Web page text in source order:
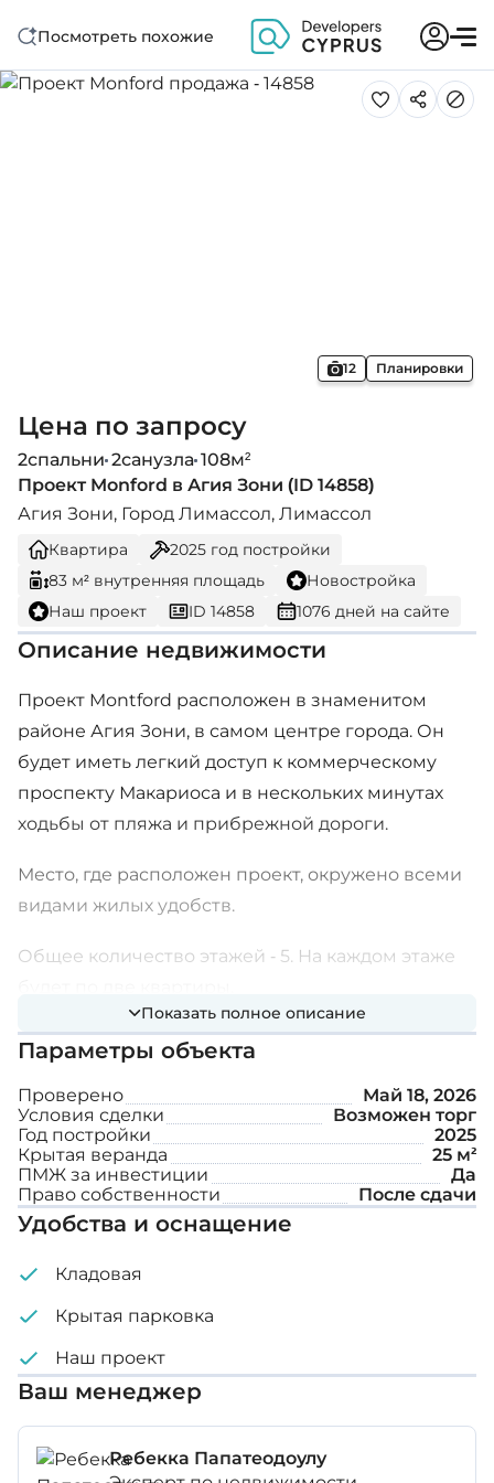
Посмотреть похожие
12 Планировки
Цена по запросу
2спальни 2санузла 108м²
Проект Monford в Агия Зони (ID 14858)
Агия Зони, Город Лимассол, Лимассол
Квартира 2025 год постройки
83 м² внутренняя площадь
Новостройка
Наш проект
ID 14858 1076 дней на сайте
Описание недвижимости
Проект Montford расположен в знаменитом
районе Агия Зони, в самом центре города. Он
будет иметь легкий доступ к коммерческому
проспекту Макариоса и в нескольких минутах
ходьбы от пляжа и прибрежной дороги.
Место, где расположен проект, окружено всеми
видами жилых удобств.
Общее количество этажей - 5. На каждом этаже
Расстояния:
Пляж: 1,6 км
Образование: 0,5 км
Супермаркет: 0.5 км
Банки: 0.5 км
Здравоохранение: 1 км
Возможность установки полов
Спальни с кондиционерами
Показать полное описание
Параметры объекта
Проверено
Май 18, 2026
Условия сделки
Возможен торг
Год постройки
2025
Крытая веранда
25 м²
ПМЖ за инвестиции
Да
Право собственности
После сдачи
Удобства и оснащение
Кладовая
Крытая парковка
Наш проект
Ваш менеджер
Ребекка Папатеодоулу